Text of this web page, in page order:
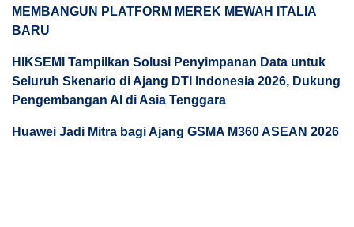
MEMBANGUN PLATFORM MEREK MEWAH ITALIA
BARU
HIKSEMI Tampilkan Solusi Penyimpanan Data untuk
Seluruh Skenario di Ajang DTI Indonesia 2026, Dukung
Pengembangan AI di Asia Tenggara
Huawei Jadi Mitra bagi Ajang GSMA M360 ASEAN 2026